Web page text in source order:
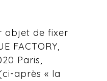
objet de fixer
FACTORY,
Paris,
après « la